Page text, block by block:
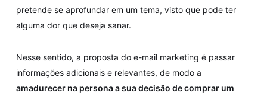
pretende se aprofundar em um tema, visto que pode ter
alguma dor que deseja sanar.
Nesse sentido, a proposta do e-mail marketing é passar
informações adicionais e relevantes, de modo a
amadurecer na persona a sua decisão de comprar um